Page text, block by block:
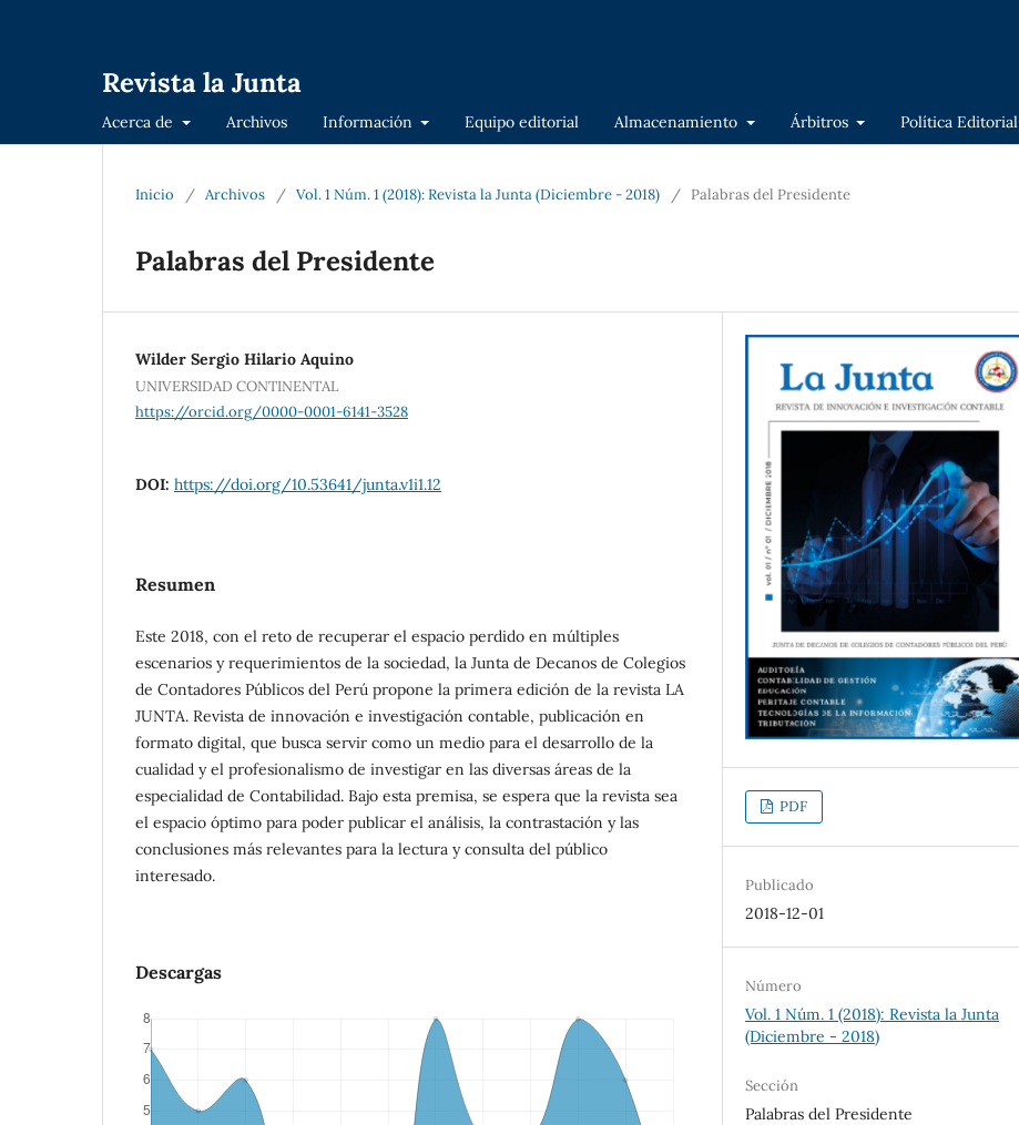
Revista la Junta
Acerca de Archivos Información Equipo editorial Almacenamiento Árbitros Política Editorial
Inicio / Archivos / Vol. 1 Núm. 1 (2018): Revista la Junta (Diciembre - 2018) / Palabras del Presidente
Palabras del Presidente
Wilder Sergio Hilario Aquino
UNIVERSIDAD CONTINENTAL
https://orcid.org/0000-0001-6141-3528
DOI: https://doi.org/10.53641/junta.v1i1.12
Resumen
Este 2018, con el reto de recuperar el espacio perdido en múltiples
escenarios y requerimientos de la sociedad, la Junta de Decanos de Colegios
de Contadores Públicos del Perú propone la primera edición de la revista LA
JUNTA. Revista de innovación e investigación contable, publicación en
formato digital, que busca servir como un medio para el desarrollo de la
cualidad y el profesionalismo de investigar en las diversas áreas de la
especialidad de Contabilidad. Bajo esta premisa, se espera que la revista sea
el espacio óptimo para poder publicar el análisis, la contrastación y las
conclusiones más relevantes para la lectura y consulta del público
interesado.
Descargas
PDF
Publicado
2018-12-01
Número
Vol. 1 Núm. 1 (2018): Revista la Junta
(Diciembre - 2018)
Sección
Palabras del Presidente